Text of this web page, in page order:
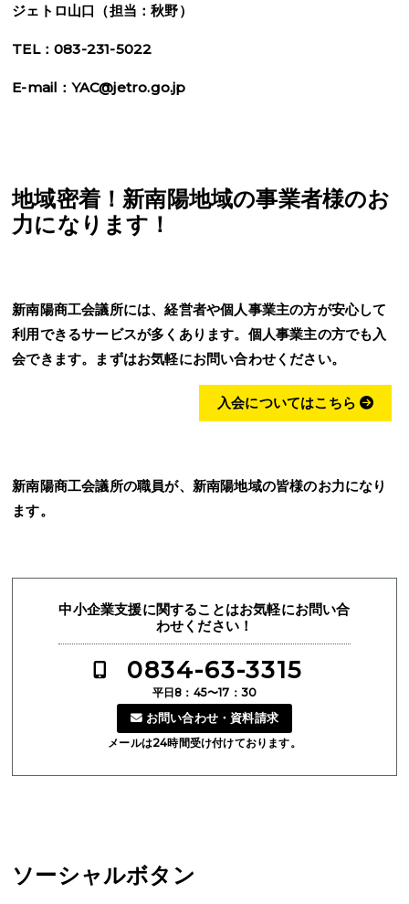
ジェトロ山口（担当：秋野）
TEL：083-231-5022
E-mail：YAC@jetro.go.jp
地域密着！新南陽地域の事業者様のお
力になります！
新南陽商工会議所には、経営者や個人事業主の方が安心して
利用できるサービスが多くあります。個人事業主の方でも入
会できます。まずはお気軽にお問い合わせください。
入会についてはこちら
新南陽商工会議所の職員が、新南陽地域の皆様のお力になり
ます。
中小企業支援に関することはお気軽にお問い合
わせください！
0834-63-3315
平日8：45〜17：30
お問い合わせ・資料請求
メールは24時間受け付けております。
ソーシャルボタン